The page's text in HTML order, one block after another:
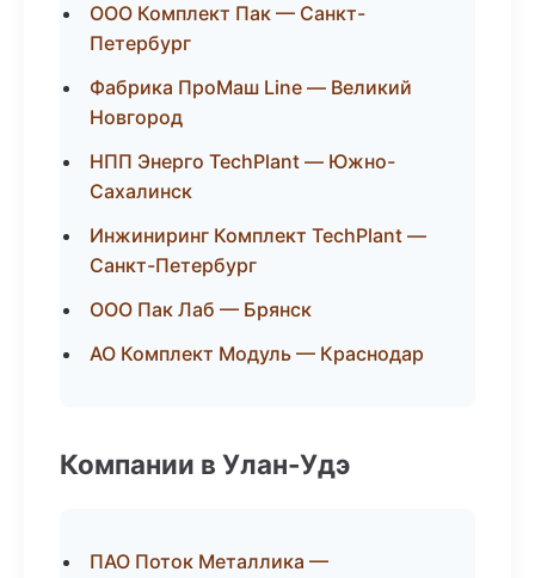
ООО Комплект Пак — Санкт-
Петербург
Фабрика ПроМаш Line — Великий
Новгород
НПП Энерго TechPlant — Южно-
Сахалинск
Инжиниринг Комплект TechPlant —
Санкт-Петербург
ООО Пак Лаб — Брянск
АО Комплект Модуль — Краснодар
Компании в Улан-Удэ
ПАО Поток Металлика —